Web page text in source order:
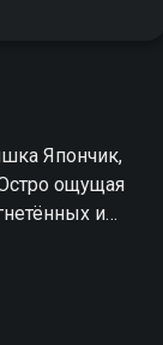
Япончик,
ощущая
и